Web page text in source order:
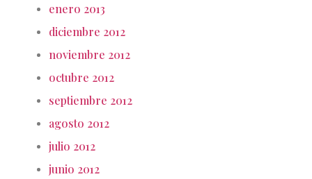
enero 2013
diciembre 2012
noviembre 2012
octubre 2012
septiembre 2012
agosto 2012
julio 2012
junio 2012